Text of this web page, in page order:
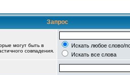
Запрос
могут быть в
совпадения.
Искать любое слово/
Искать все слова